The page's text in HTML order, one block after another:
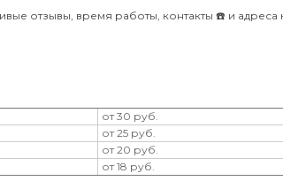
отзывы, время работы, контакты ☎️ и
от 30 руб.
от 25 руб.
от 20 руб.
от 18 руб.